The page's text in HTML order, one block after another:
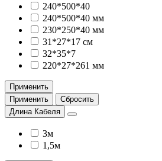
240*500*40
240*500*40 мм
230*250*40 мм
31*27*17 см
32*35*7
220*27*261 мм
Применить
Применить
Сбросить
Длина Кабеля
3м
1,5м